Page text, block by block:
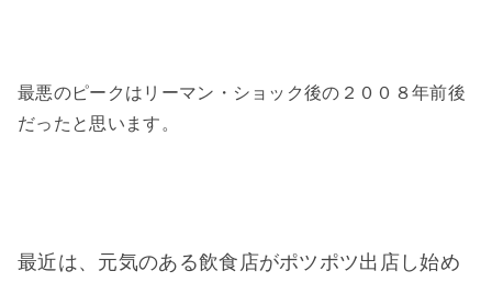
最悪のピークはリーマン・ショック後の２００８年前後
だったと思います。
最近は、元気のある飲食店がポツポツ出店し始め